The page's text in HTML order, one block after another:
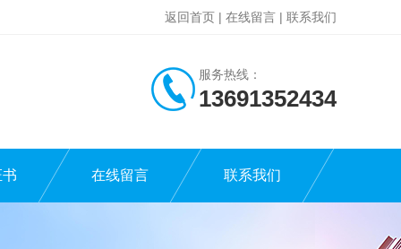
返回首页 | 在线留言 | 联系我们
服务热线：
13691352434
在线留言 联系我们